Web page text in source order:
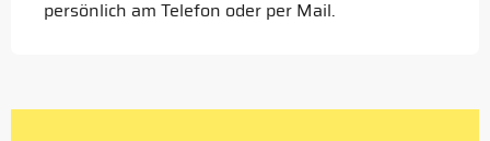
persönlich am Telefon oder per Mail.